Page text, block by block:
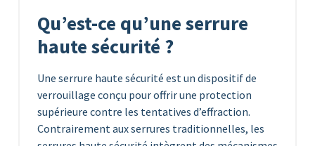
Qu’est-ce qu’une serrure
haute sécurité ?
Une serrure haute sécurité est un dispositif de
verrouillage conçu pour offrir une protection
supérieure contre les tentatives d’effraction.
Contrairement aux serrures traditionnelles, les